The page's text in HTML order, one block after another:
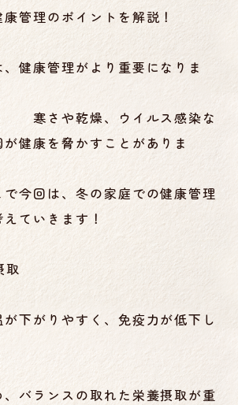
管理のポイントを解説 ！
健康管理がより重要になりま
。
燥、ウイルス感染な
健康を脅かすことがありま
。
、冬の家庭での健康管理
ていきます！
取
下がりやすく、免疫力が低下し
。
ランスの取れた栄養摂取が重